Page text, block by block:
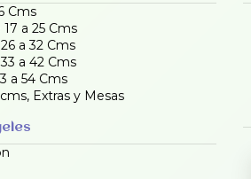
Cms
a 25 Cms
a 32 Cms
a 42 Cms
a 54 Cms
Extras y Mesas